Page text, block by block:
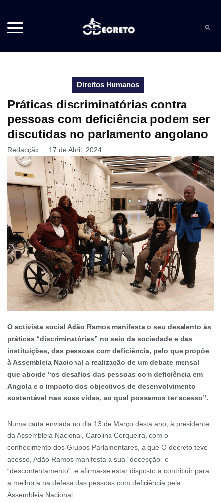
Direitos Humanos
Práticas discriminatórias contra
pessoas com deficiência podem ser
discutidas no parlamento angolano
Redacção 17 de Abril, 2024
O activista social Adão Ramos manifesta o seu desalento às
práticas “discriminatórias” no seio da sociedade e das
instituições, das pessoas com deficiência, pelo que propõe
à Assembleia Nacional a realização de um debate mensal
que aborde “os desafios das pessoas com deficiência em
Angola e o impacto dos objectivos de desenvolvimento
sustentável nas suas vidas, ao qual possamos ter acesso”.
Numa carta enviada no dia 13 de Março desta ano, à presidente
da Assembleia Nacional, Carolina Cerqueira, com o
conhecimento dos Grupos Parlamentares, a que O decreto teve
acesso, Adão Ramos manifesta a sua “decepção” e
“descontentamento”, e afirma-se estar disposto a contribuir para
a melhoria na defesa das pessoas com deficiência pela
Assembleia Nacional.